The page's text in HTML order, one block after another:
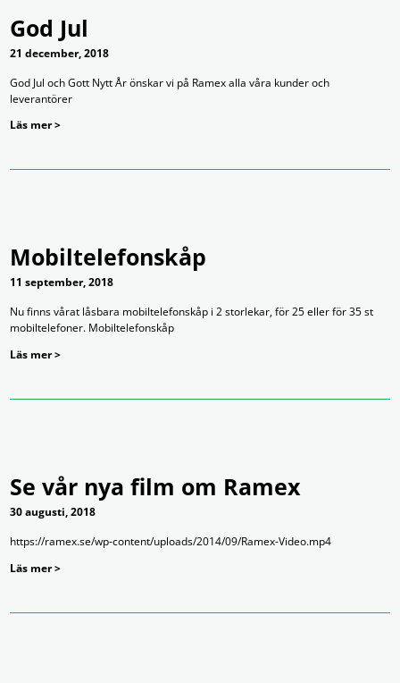
God Jul
21 december, 2018
God Jul och Gott Nytt År önskar vi på Ramex alla våra kunder och
leverantörer
Läs mer >
Mobiltelefonskåp
11 september, 2018
Nu finns vårat låsbara mobiltelefonskåp i 2 storlekar, för 25 eller för 35 st
mobiltelefoner. Mobiltelefonskåp
Läs mer >
Se vår nya film om Ramex
30 augusti, 2018
https://ramex.se/wp-content/uploads/2014/09/Ramex-Video.mp4
Läs mer >